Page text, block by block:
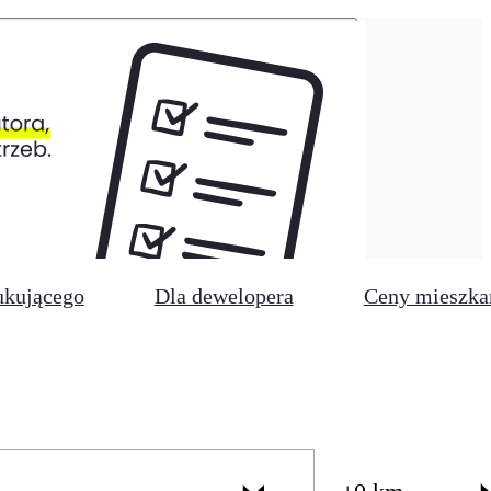
Dla dewelopera Ceny